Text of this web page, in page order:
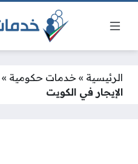
الرئيسية » خدمات حكومية »
الإيجار في الكويت